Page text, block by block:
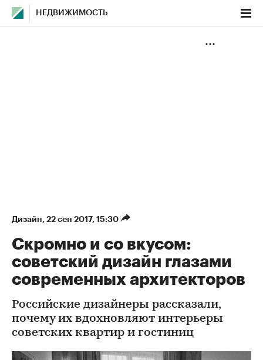
НЕДВИЖИМОСТЬ
Дизайн⁠, 22 сен 2017, 15:30
Скромно и со вкусом:
советский дизайн глазами
современных архитекторов
Российские дизайнеры рассказали,
почему их вдохновляют интерьеры
советских квартир и гостиниц